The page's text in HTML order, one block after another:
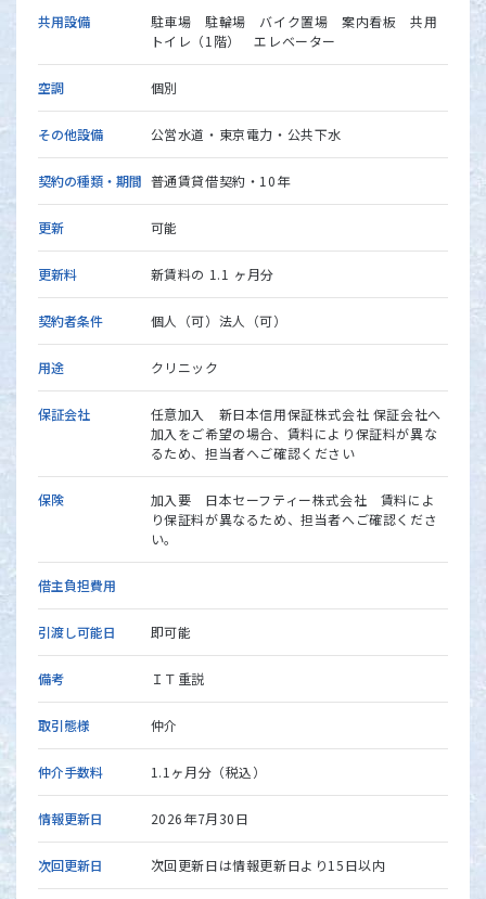
共用設備
駐車場 駐輪場 バイク置場 案内看板 共用
トイレ（1階） エレベーター
空調 個別
その他設備 公営水道・東京電力・公共下水
契約の種類・期間 普通賃貸借契約・10年
更新 可能
更新料 新賃料の 1.1 ヶ月分
契約者条件 個人（可）法人（可）
用途 クリニック
保証会社
任意加入 新日本信用保証株式会社 保証会社へ
加入をご希望の場合、賃料により保証料が異な
るため、担当者へご確認ください
保険
加入要 日本セーフティー株式会社 賃料によ
り保証料が異なるため、担当者へご確認くださ
い。
借主負担費用
引渡し可能日 即可能
備考 ＩＴ重説
取引態様 仲介
仲介手数料 1.1ヶ月分（税込）
情報更新日 2026年7月30日
次回更新日 次回更新日は情報更新日より15日以内